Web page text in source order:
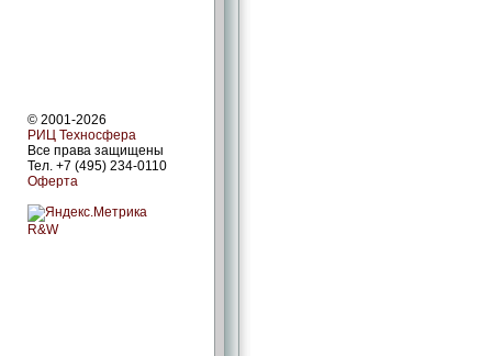
© 2001-2026
РИЦ Техносфера
Все права защищены
Тел. +7 (495) 234-0110
Оферта
R&W